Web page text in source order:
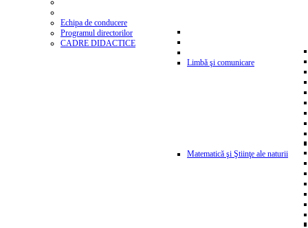
Echipa de conducere
Programul directorilor
CADRE DIDACTICE
Limbă şi comunicare
Matematică şi Ştiinţe ale naturii